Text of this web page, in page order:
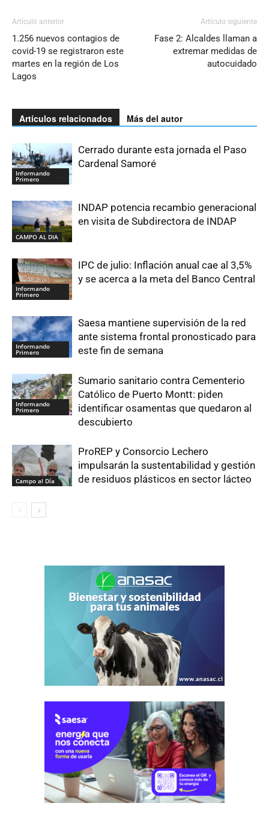
Artículo anterior
1.256 nuevos contagios de
covid-19 se registraron este
martes en la región de Los
Lagos
Artículo siguiente
Fase 2: Alcaldes llaman a
extremar medidas de
autocuidado
Artículos relacionados Más del autor
Informando
Primero
Cerrado durante esta jornada el Paso
Cardenal Samoré
CAMPO AL DIA
INDAP potencia recambio generacional
en visita de Subdirectora de INDAP
Informando
Primero
IPC de julio: Inflación anual cae al 3,5%
y se acerca a la meta del Banco Central
Informando
Primero
Saesa mantiene supervisión de la red
ante sistema frontal pronosticado para
este fin de semana
Informando
Primero
Sumario sanitario contra Cementerio
Católico de Puerto Montt: piden
identificar osamentas que quedaron al
descubierto
Campo al Día
ProREP y Consorcio Lechero
impulsarán la sustentabilidad y gestión
de residuos plásticos en sector lácteo